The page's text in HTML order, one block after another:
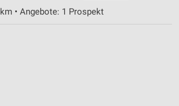
• Angebote: 1 Prospekt